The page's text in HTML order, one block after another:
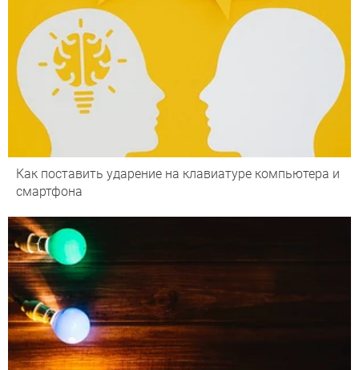
Как поставить ударение на клавиатуре компьютера и
смартфона